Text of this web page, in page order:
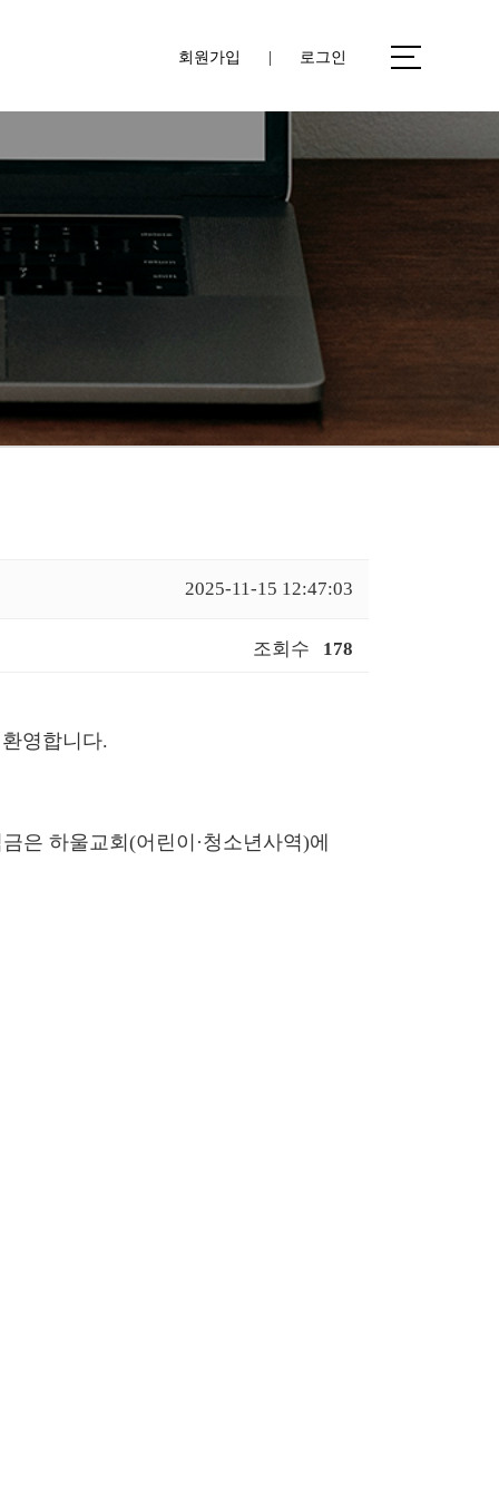
회원가입 | 로그인
2025-11-15 12:47:03
조회수 178
영합니다.
은 하울교회(어린이·청소년사역)에